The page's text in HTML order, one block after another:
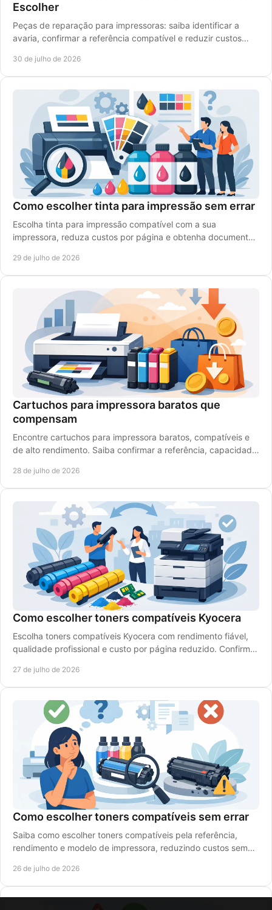
Escolher
Peças de reparação para impressoras: saiba identificar a
avaria, confirmar a referência compatível e reduzir custos
30 de julho de 2026
Como escolher tinta para impressão sem errar
Escolha tinta para impressão compatível com a sua
impressora, reduza custos por página e obtenha documentos
29 de julho de 2026
Cartuchos para impressora baratos que
compensam
Encontre cartuchos para impressora baratos, compatíveis e
de alto rendimento. Saiba confirmar a referência, capacidade
28 de julho de 2026
Como escolher toners compatíveis Kyocera
Escolha toners compatíveis Kyocera com rendimento fiável,
qualidade profissional e custo por página reduzido. Confirme
27 de julho de 2026
Como escolher toners compatíveis sem errar
Saiba como escolher toners compatíveis pela referência,
rendimento e modelo de impressora, reduzindo custos sem
26 de julho de 2026